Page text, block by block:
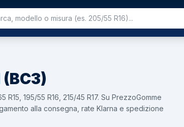
(BC3)
195/55 R16, 215/45 R17. Su PrezzoGomme
alla consegna, rate Klarna e spedizione